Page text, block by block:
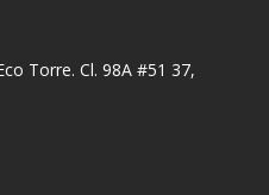
Torre. Cl. 98A #51 37,